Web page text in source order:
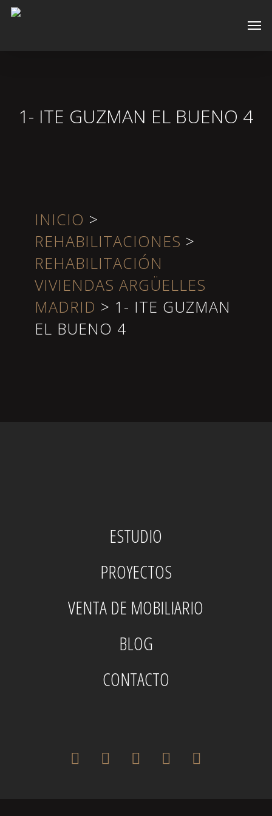
Skip
1- ITE GUZMAN EL BUENO 4
INICIO >
REHABILITACIONES >
REHABILITACIÓN
VIVIENDAS ARGÜELLES
MADRID > 1- ITE GUZMAN
EL BUENO 4
ESTUDIO
PROYECTOS
VENTA DE MOBILIARIO
BLOG
CONTACTO
twitter facebookpinterestinstagram
houzz